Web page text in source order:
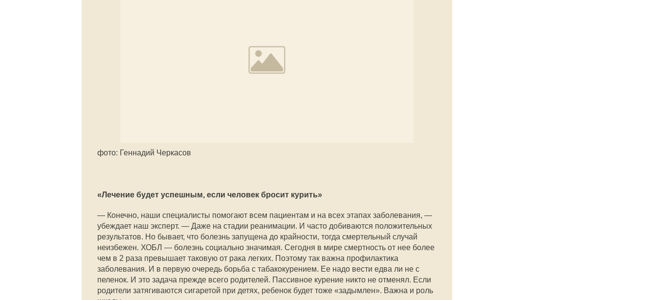
фото: Геннадий Черкасов
«Лечение будет успешным, если человек бросит курить»
— Конечно, наши специалисты помогают всем пациентам и на всех этапах заболевания, —
убеждает наш эксперт. — Даже на стадии реанимации. И часто добиваются положительных
результатов. Но бывает, что болезнь запущена до крайности, тогда смертельный случай
неизбежен. ХОБЛ — болезнь социально значимая. Сегодня в мире смертность от нее более
чем в 2 раза превышает таковую от рака легких. Поэтому так важна профилактика
заболевания. И в первую очередь борьба с табакокурением. Ее надо вести едва ли не с
пеленок. И это задача прежде всего родителей. Пассивное курение никто не отменял. Если
родители затягиваются сигаретой при детях, ребенок будет тоже «задымлен». Важна и роль